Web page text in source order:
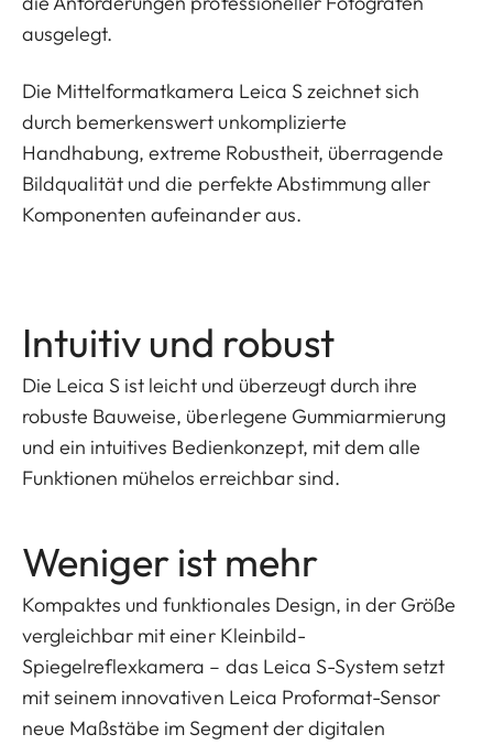
ausgelegt.
Die Mittelformatkamera Leica S zeichnet sich
durch bemerkenswert unkomplizierte
Handhabung, extreme Robustheit, überragende
Bildqualität und die perfekte Abstimmung aller
Komponenten aufeinander aus.
Intuitiv und robust
Die Leica S ist leicht und überzeugt durch ihre
robuste Bauweise, überlegene Gummiarmierung
und ein intuitives Bedienkonzept, mit dem alle
Funktionen mühelos erreichbar sind.
Weniger ist mehr
Kompaktes und funktionales Design, in der Größe
vergleichbar mit einer Kleinbild-
Spiegelreflexkamera – das Leica S-System setzt
mit seinem innovativen Leica Proformat-Sensor
neue Maßstäbe im Segment der digitalen